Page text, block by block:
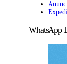
WhatsApp